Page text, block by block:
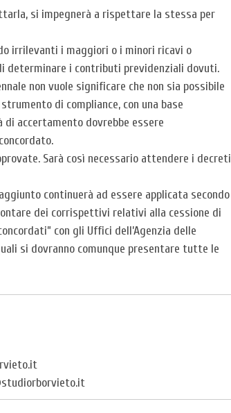
si impegnerà a rispettare la stessa per
irrilevanti i maggiori o i minori ricavi o
determinare i contributi previdenziali dovuti.
non vuole significare che non sia possibile
di compliance, con una base
accertamento dovrebbe essere
Sarà così necessario attendere i decreti
continuerà ad essere applicata secondo
dei corrispettivi relativi alla cessione di
con gli Uffici dell’Agenzia delle
si dovranno comunque presentare tutte le